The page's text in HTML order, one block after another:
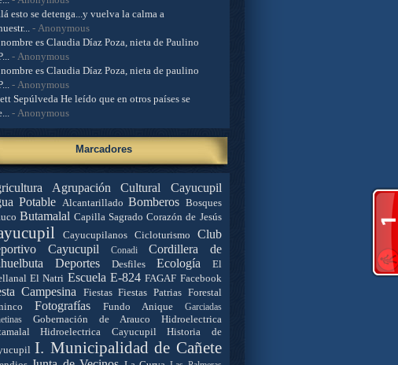
esto se detenga...y vuelva la calma a
- Anonymous
es Claudia Díaz Poza, nieta de Paulino
- Anonymous
es Claudia Díaz Poza, nieta de paulino
- Anonymous
Sepúlveda He leído que en otros países se
- Anonymous
Marcadores
Agrupación Cultural Cayucupil
Potable Alcantarillado Bomberos Bosques
Butamalal Capilla Sagrado Corazón de Jesús
Cayucupilanos Cicloturismo
Club
Cayucupil
Conadi
Cordillera de
Deportes Desfiles Ecología
El
El Natri Escuela E-824 FAGAF Facebook
Campesina Fiestas Fiestas Patrias Forestal
Fotografías Fundo Anique
Garciadas
Gobernación de Arauco
Hidroelectrica
Hidroelectrica Cayucupil
Historia de
I. Municipalidad de Cañete